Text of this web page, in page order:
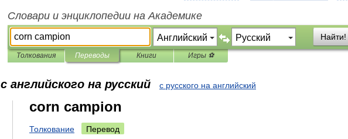
Словари и энциклопедии на Академике
Найти!
Толкования Переводы Книги Игры ⚽
с английского на русский с русского на английский
corn campion
Толкование Перевод